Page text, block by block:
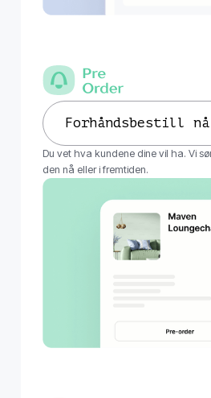
Forhåndsbestill
Du vet hva kundene dine vil ha. Vi
den nå eller i fremtiden.